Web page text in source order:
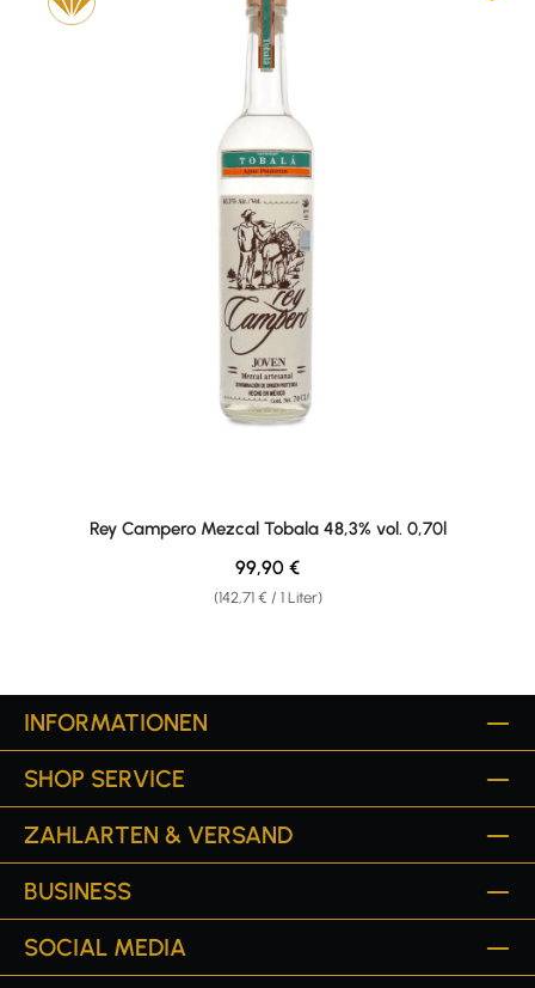
Rey Campero Mezcal Tobala 48,3% vol. 0,70l
(142,71 € / 1 Liter)
Regulärer Preis:
99,90 €
INFORMATIONEN
SHOP SERVICE
ZAHLARTEN & VERSAND
BUSINESS
SOCIAL MEDIA